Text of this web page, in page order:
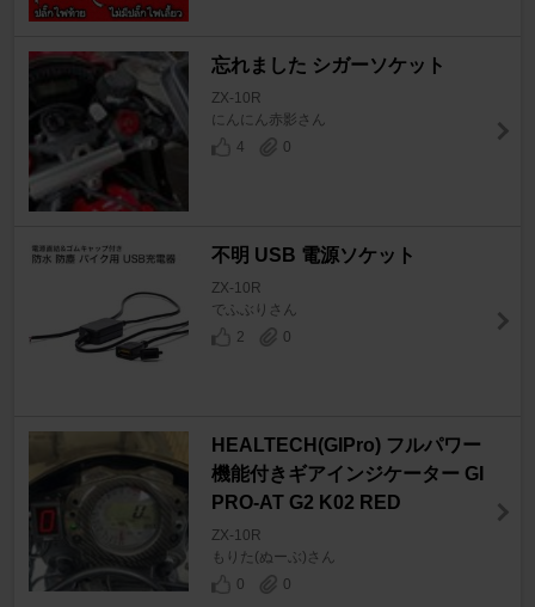
忘れました シガーソケット
ZX-10R
にんにん赤影さん
4
0
不明 USB 電源ソケット
ZX-10R
でふぶりさん
2
0
HEALTECH(GIPro) フルパワー
機能付きギアインジケーター GI
PRO-AT G2 K02 RED
ZX-10R
もりた(ぬーぶ)さん
0
0